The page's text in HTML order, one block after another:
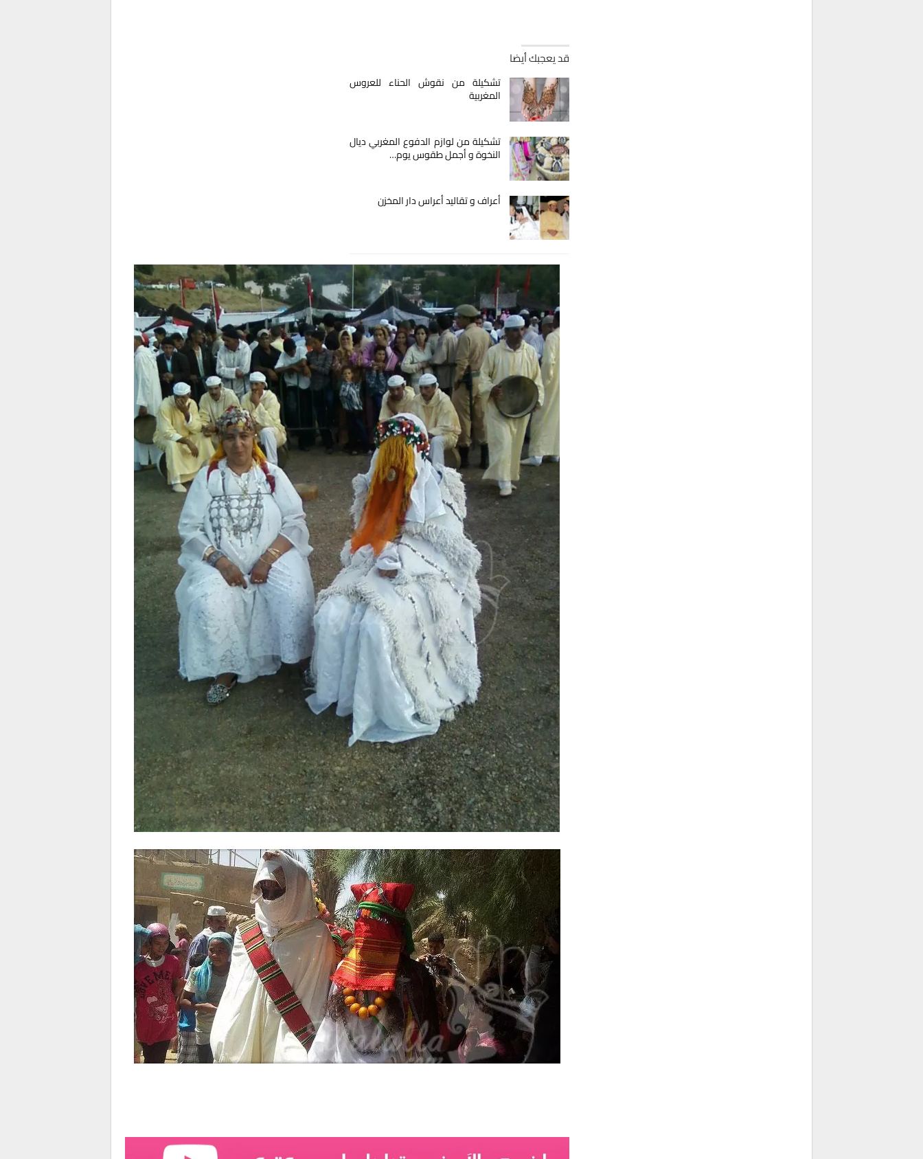
قد يعجبك أيضا
تشكيلة من نقوش الحناء للعروس
المغربية
تشكيلة من لوازم الدفوع المغربي ديال
النخوة و أجمل طقوس يوم…
أعراف و تقاليد أعراس دار المخزن